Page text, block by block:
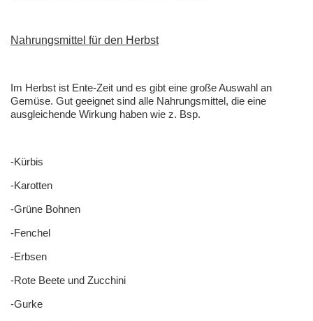
Nahrungsmittel für den Herbst
Im Herbst ist Ente-Zeit und es gibt eine große Auswahl an
Gemüse. Gut geeignet sind alle Nahrungsmittel, die eine
ausgleichende Wirkung haben wie z. Bsp.
-Kürbis
-Karotten
-Grüne Bohnen
-Fenchel
-Erbsen
-Rote Beete und Zucchini
-Gurke